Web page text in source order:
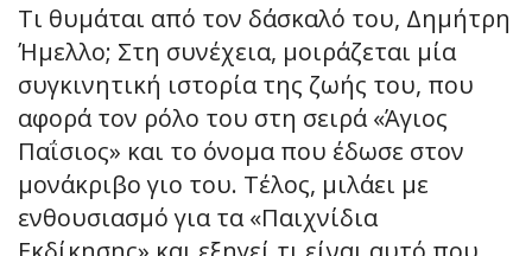
Τι θυμάται από τον δάσκαλό του, Δημήτρη
Ήμελλο; Στη συνέχεια, μοιράζεται μία
συγκινητική ιστορία της ζωής του, που
αφορά τον ρόλο του στη σειρά «Άγιος
Παΐσιος» και το όνομα που έδωσε στον
μονάκριβο γιο του. Τέλος, μιλάει με
ενθουσιασμό για τα «Παιχνίδια